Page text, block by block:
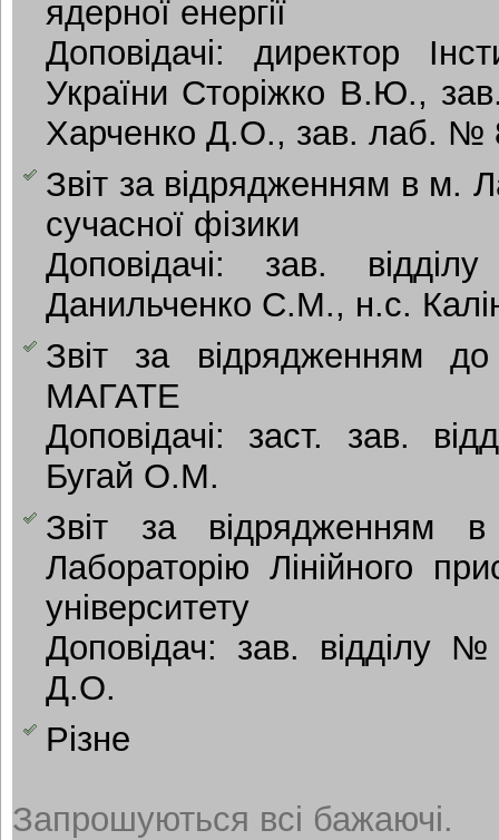
ядерної енергії
Доповідачі: директор
України Сторіжко В.Ю.,
Харченко Д.О., зав. лаб. №
Звіт за відрядженням в м.
сучасної фізики
Доповідачі: зав.
Данильченко С.М., н.с.
Звіт за відрядженням
МАГАТЕ
Доповідачі: заст. зав.
Бугай О.М.
Звіт за відрядженням
Лабораторію Лінійного
університету
Доповідач: зав. відділу
Д.О.
Різне
Запрошуються всі бажаючі.